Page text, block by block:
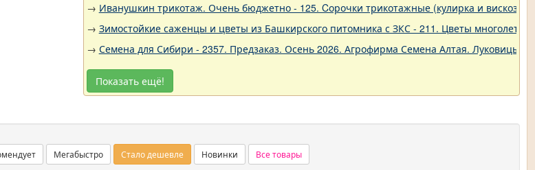
→ Иванушкин трикотаж. Очень бюджетно - 125. Cорочки трикотажные (кулирка и вискоза)
→ Зимостойкие саженцы и цветы из Башкирского питомника с ЗКС - 211. Цветы
→ Семена для Сибири - 2357. Предзаказ. Осень 2026. Агрофирма Семена Алтая. Луковицы.
Показать ещё!
Мегабыстро Стало дешевле Новинки Все товары